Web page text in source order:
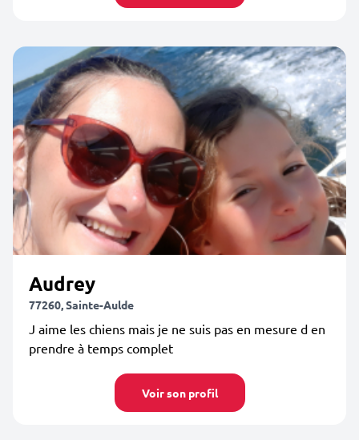
Audrey
77260, Sainte-Aulde
J aime les chiens mais je ne suis pas en mesure d en
prendre à temps complet
Voir son profil